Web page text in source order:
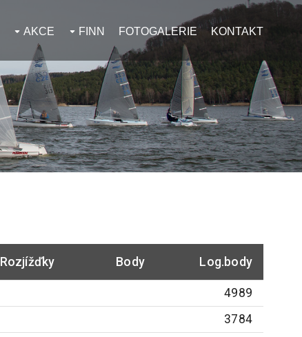
AKCE FINN FOTOGALERIE KONTAKT
Rozjížďky Body Log.body
4989
3784